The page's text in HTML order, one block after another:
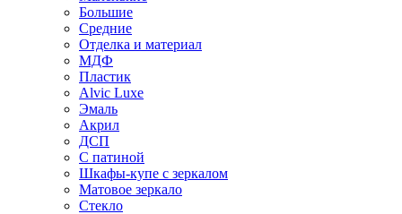
Большие
Средние
Отделка и материал
МДФ
Пластик
Alvic Luxe
Эмаль
Акрил
ДСП
С патиной
Шкафы-купе с зеркалом
Матовое зеркало
Стекло